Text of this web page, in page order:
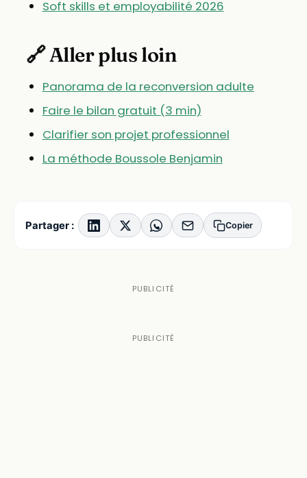
Soft skills et employabilité 2026
🔗 Aller plus loin
Panorama de la reconversion adulte
Faire le bilan gratuit (3 min)
Clarifier son projet professionnel
La méthode Boussole Benjamin
Partager : Copier